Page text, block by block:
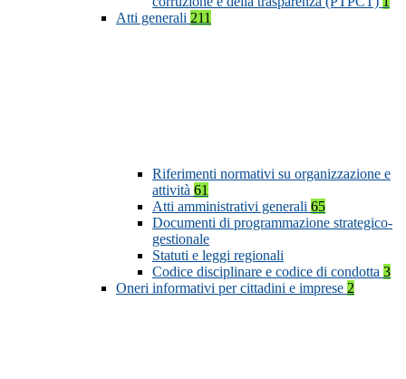
Atti generali 211
Riferimenti normativi su organizzazione e
attività 61
Atti amministrativi generali 65
Documenti di programmazione strategico-
gestionale
Statuti e leggi regionali
Codice disciplinare e codice di condotta 3
Oneri informativi per cittadini e imprese 2